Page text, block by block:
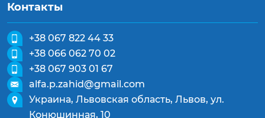
Контакты
+38 067 822 44 33
+38 066 062 70 02
+38 067 903 01 67
alfa.p.zahid@gmail.com
Украина, Львовская область, Львов, ул.
Конюшинная, 10